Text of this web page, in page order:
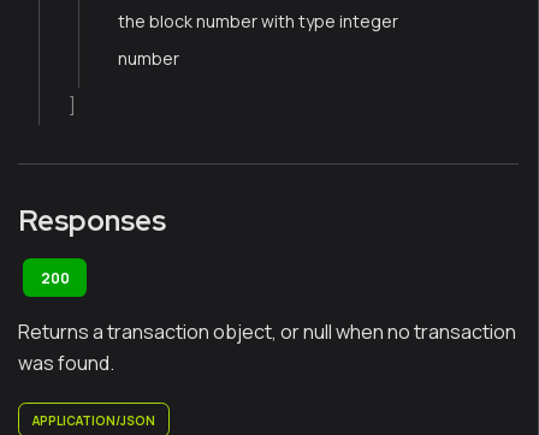
the block number with type integer
number
Responses
200
Returns a transaction object, or null when no transaction
was found.
APPLICATION/JSON